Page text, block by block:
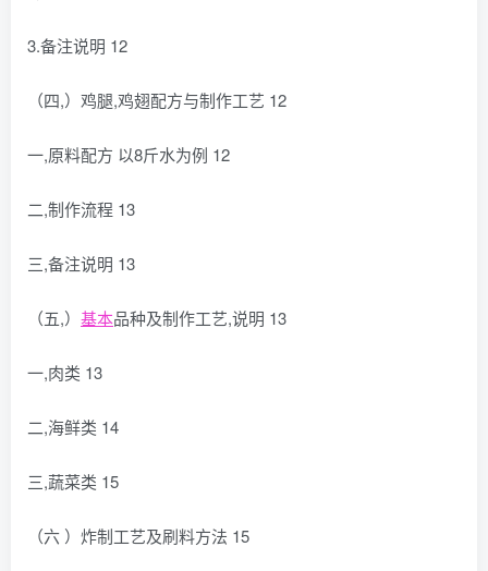
3.备注说明 12
（四,）鸡腿,鸡翅配方与制作工艺 12
一,原料配方 以8斤水为例 12
二,制作流程 13
三,备注说明 13
（五,） 基本品种及制作工艺,说明 13
一,肉类 13
二,海鲜类 14
三,蔬菜类 15
（六 ）炸制工艺及刷料方法 15